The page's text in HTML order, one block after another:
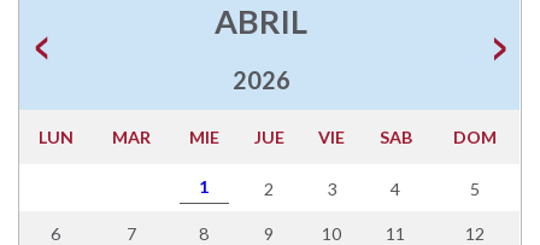
ABRIL
2026
LUN MAR MIE JUE VIE SAB DOM
1 2 3 4 5
6 7 8 9 10 11 12